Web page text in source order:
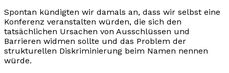
Spontan kündigten wir damals an, dass wir selbst eine
Konferenz veranstalten würden, die sich den
tatsächlichen Ursachen von Ausschlüssen und
Barrieren widmen sollte und das Problem der
strukturellen Diskriminierung beim Namen nennen
würde.